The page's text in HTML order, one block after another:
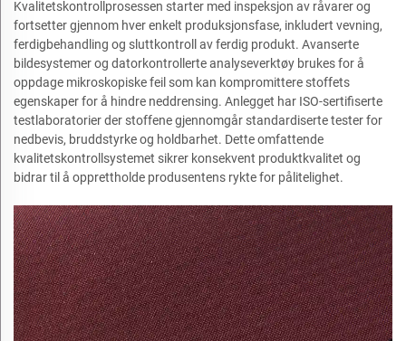
Kvalitetskontrollprosessen starter med inspeksjon av råvarer og
fortsetter gjennom hver enkelt produksjonsfase, inkludert vevning,
ferdigbehandling og sluttkontroll av ferdig produkt. Avanserte
bildesystemer og datorkontrollerte analyseverktøy brukes for å
oppdage mikroskopiske feil som kan kompromittere stoffets
egenskaper for å hindre neddrensing. Anlegget har ISO-sertifiserte
testlaboratorier der stoffene gjennomgår standardiserte tester for
nedbevis, bruddstyrke og holdbarhet. Dette omfattende
kvalitetskontrollsystemet sikrer konsekvent produktkvalitet og
bidrar til å opprettholde produsentens rykte for pålitelighet.